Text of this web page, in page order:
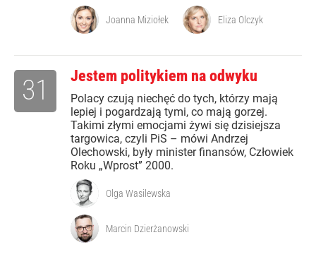
Joanna Miziołek Eliza Olczyk
Jestem politykiem na odwyku
Polacy czują niechęć do tych, którzy mają
lepiej i pogardzają tymi, co mają gorzej.
Takimi złymi emocjami żywi się dzisiejsza
targowica, czyli PiS – mówi Andrzej
Olechowski, były minister finansów, Człowiek
Roku „Wprost” 2000.
31
Olga Wasilewska
Marcin Dzierżanowski